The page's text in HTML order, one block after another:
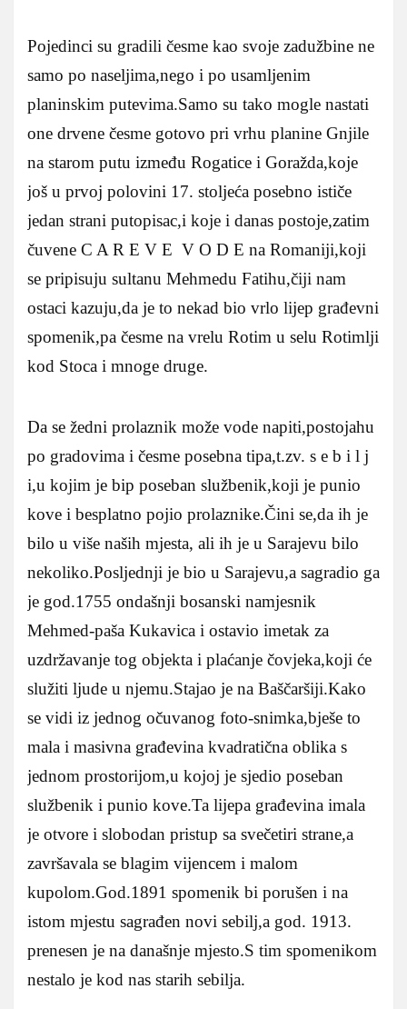
Pojedinci su gradili česme kao svoje zadužbine ne
samo po naseljima,nego i po usamljenim
planinskim putevima.Samo su tako mogle nastati
one drvene česme gotovo pri vrhu planine Gnjile
na starom putu između Rogatice i Goražda,koje
još u prvoj polovini 17. stoljeća posebno ističe
jedan strani putopisac,i koje i danas postoje,zatim
čuvene C A R E V E V O D E na Romaniji,koji
se pripisuju sultanu Mehmedu Fatihu,čiji nam
ostaci kazuju,da je to nekad bio vrlo lijep građevni
spomenik,pa česme na vrelu Rotim u selu Rotimlji
kod Stoca i mnoge druge.
Da se žedni prolaznik može vode napiti,postojahu
po gradovima i česme posebna tipa,t.zv. s e b i l j
i,u kojim je bip poseban službenik,koji je punio
kove i besplatno pojio prolaznike.Čini se,da ih je
bilo u više naših mjesta, ali ih je u Sarajevu bilo
nekoliko.Posljednji je bio u Sarajevu,a sagradio ga
je god.1755 ondašnji bosanski namjesnik
Mehmed-paša Kukavica i ostavio imetak za
uzdržavanje tog objekta i plaćanje čovjeka,koji će
služiti ljude u njemu.Stajao je na Baščaršiji.Kako
se vidi iz jednog očuvanog foto-snimka,bješe to
mala i masivna građevina kvadratična oblika s
jednom prostorijom,u kojoj je sjedio poseban
službenik i punio kove.Ta lijepa građevina imala
je otvore i slobodan pristup sa svečetiri strane,a
završavala se blagim vijencem i malom
kupolom.God.1891 spomenik bi porušen i na
istom mjestu sagrađen novi sebilj,a god. 1913.
prenesen je na današnje mjesto.S tim spomenikom
nestalo je kod nas starih sebilja.